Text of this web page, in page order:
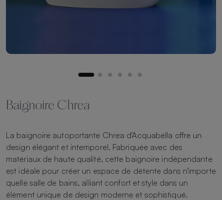
Baignoire Chrea
La baignoire autoportante Chrea d'Acquabella offre un
design élégant et intemporel. Fabriquée avec des
matériaux de haute qualité, cette baignoire indépendante
est idéale pour créer un espace de détente dans n'importe
quelle salle de bains, alliant confort et style dans un
élément unique de design moderne et sophistiqué.